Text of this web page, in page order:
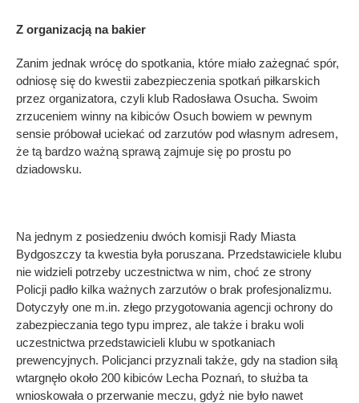
Z organizacją na bakier
Zanim jednak wrócę do spotkania, które miało zażegnać spór,
odniosę się do kwestii zabezpieczenia spotkań piłkarskich
przez organizatora, czyli klub Radosława Osucha. Swoim
zrzuceniem winny na kibiców Osuch bowiem w pewnym
sensie próbował uciekać od zarzutów pod własnym adresem,
że tą bardzo ważną sprawą zajmuje się po prostu po
dziadowsku.
Na jednym z posiedzeniu dwóch komisji Rady Miasta
Bydgoszczy ta kwestia była poruszana. Przedstawiciele klubu
nie widzieli potrzeby uczestnictwa w nim, choć ze strony
Policji padło kilka ważnych zarzutów o brak profesjonalizmu.
Dotyczyły one m.in. złego przygotowania agencji ochrony do
zabezpieczania tego typu imprez, ale także i braku woli
uczestnictwa przedstawicieli klubu w spotkaniach
prewencyjnych. Policjanci przyznali także, gdy na stadion siłą
wtargnęło około 200 kibiców Lecha Poznań, to służba ta
wnioskowała o przerwanie meczu, gdyż nie było nawet